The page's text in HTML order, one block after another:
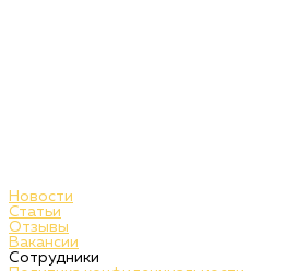
Новости
Статьи
Отзывы
Вакансии
Сотрудники